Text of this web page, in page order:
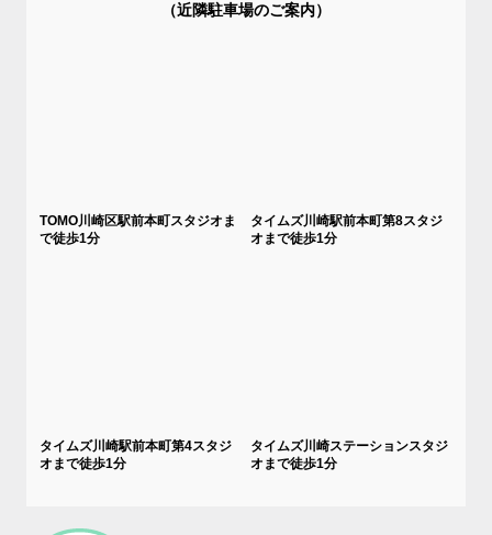
（近隣駐車場のご案内）
TOMO川崎区駅前本町スタジオま
で徒歩1分
タイムズ川崎駅前本町第8スタジ
オまで徒歩1分
タイムズ川崎駅前本町第4スタジ
オまで徒歩1分
タイムズ川崎ステーションスタジ
オまで徒歩1分